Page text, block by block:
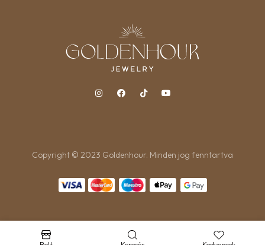
Copyright © 2023 Goldenhour. Minden jog fenntartva